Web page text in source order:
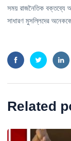
সময় রাজনৈতিক বক্তব্যে
সাধারণ মুসল্লিদের
Related